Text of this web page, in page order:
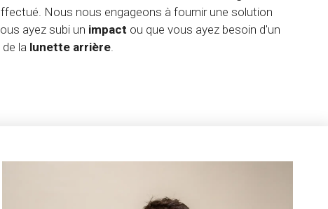
Nous nous engageons à fournir une solution
ayez subi un impact ou que vous ayez besoin d'un
la lunette arrière.